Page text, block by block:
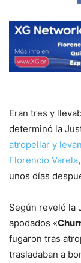
Eran tres y
determinó la
atropellar y
Florencio Varela
unos días
Según reveló la
apodados «
fugaron tras
trasladaban a